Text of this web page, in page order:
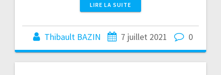
LIRE LA SUITE
Thibault BAZIN 7 juillet 2021 0